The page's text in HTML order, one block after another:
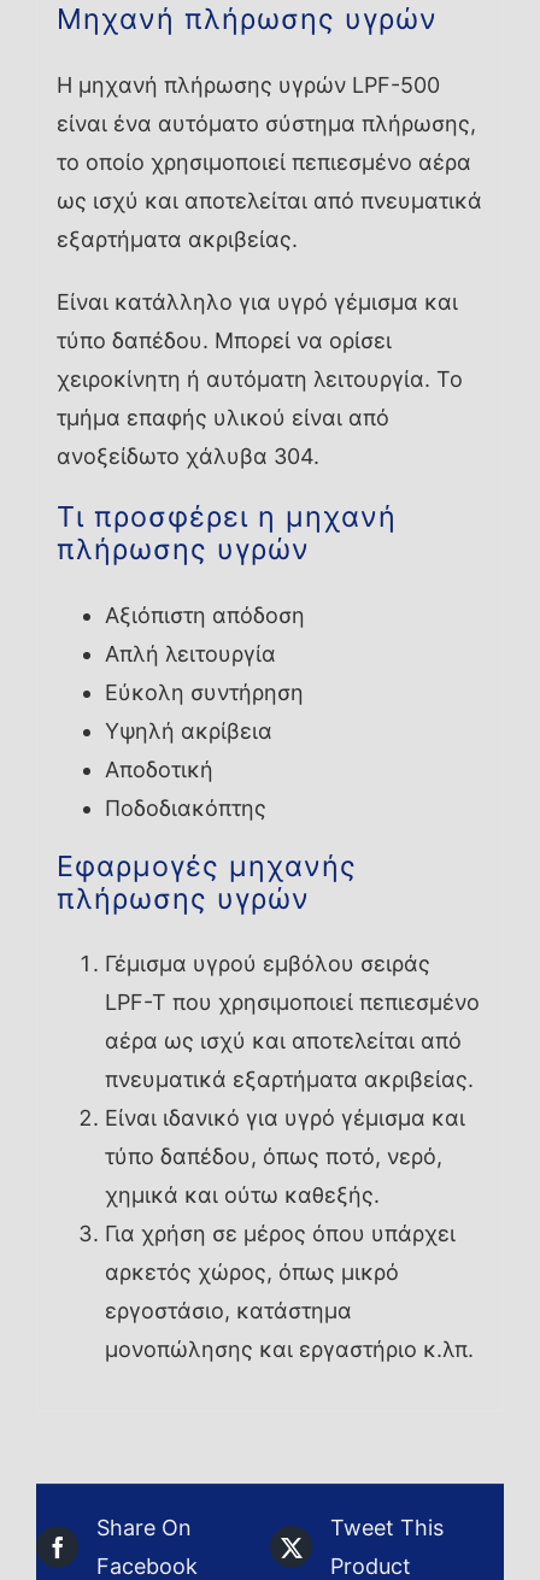
Μηχανή πλήρωσης υγρών
Η μηχανή πλήρωσης υγρών LPF-500
είναι ένα αυτόματο σύστημα πλήρωσης,
το οποίο χρησιμοποιεί πεπιεσμένο αέρα
ως ισχύ και αποτελείται από πνευματικά
εξαρτήματα ακριβείας.
Είναι κατάλληλο για υγρό γέμισμα και
τύπο δαπέδου. Μπορεί να ορίσει
χειροκίνητη ή αυτόματη λειτουργία. Το
τμήμα επαφής υλικού είναι από
ανοξείδωτο χάλυβα 304.
Τι προσφέρει η μηχανή
πλήρωσης υγρών
Αξιόπιστη απόδοση
Απλή λειτουργία
Εύκολη συντήρηση
Υψηλή ακρίβεια
Αποδοτική
Ποδοδιακόπτης
Εφαρμογές μηχανής
πλήρωσης υγρών
Γέμισμα υγρού εμβόλου σειράς
LPF-T που χρησιμοποιεί πεπιεσμένο
αέρα ως ισχύ και αποτελείται από
πνευματικά εξαρτήματα ακριβείας.
Είναι ιδανικό για υγρό γέμισμα και
τύπο δαπέδου, όπως ποτό, νερό,
χημικά και ούτω καθεξής.
Για χρήση σε μέρος όπου υπάρχει
αρκετός χώρος, όπως μικρό
εργοστάσιο, κατάστημα
μονοπώλησης και εργαστήριο κ.λπ.
Share On
Facebook
Tweet This
Product